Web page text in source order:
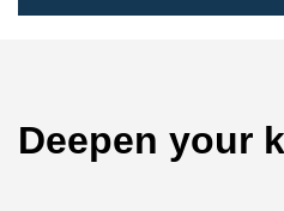
Deepen your